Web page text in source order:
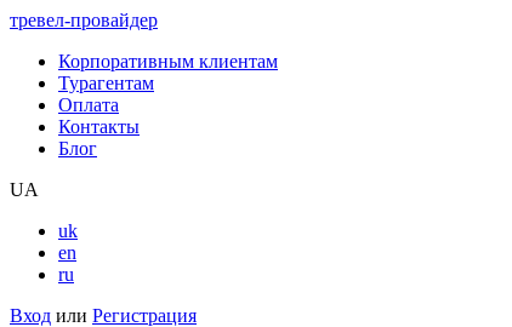
тревел-провайдер
Корпоративным клиентам
Турагентам
Оплата
Контакты
Блог
UA
uk
en
ru
Вход или Регистрация